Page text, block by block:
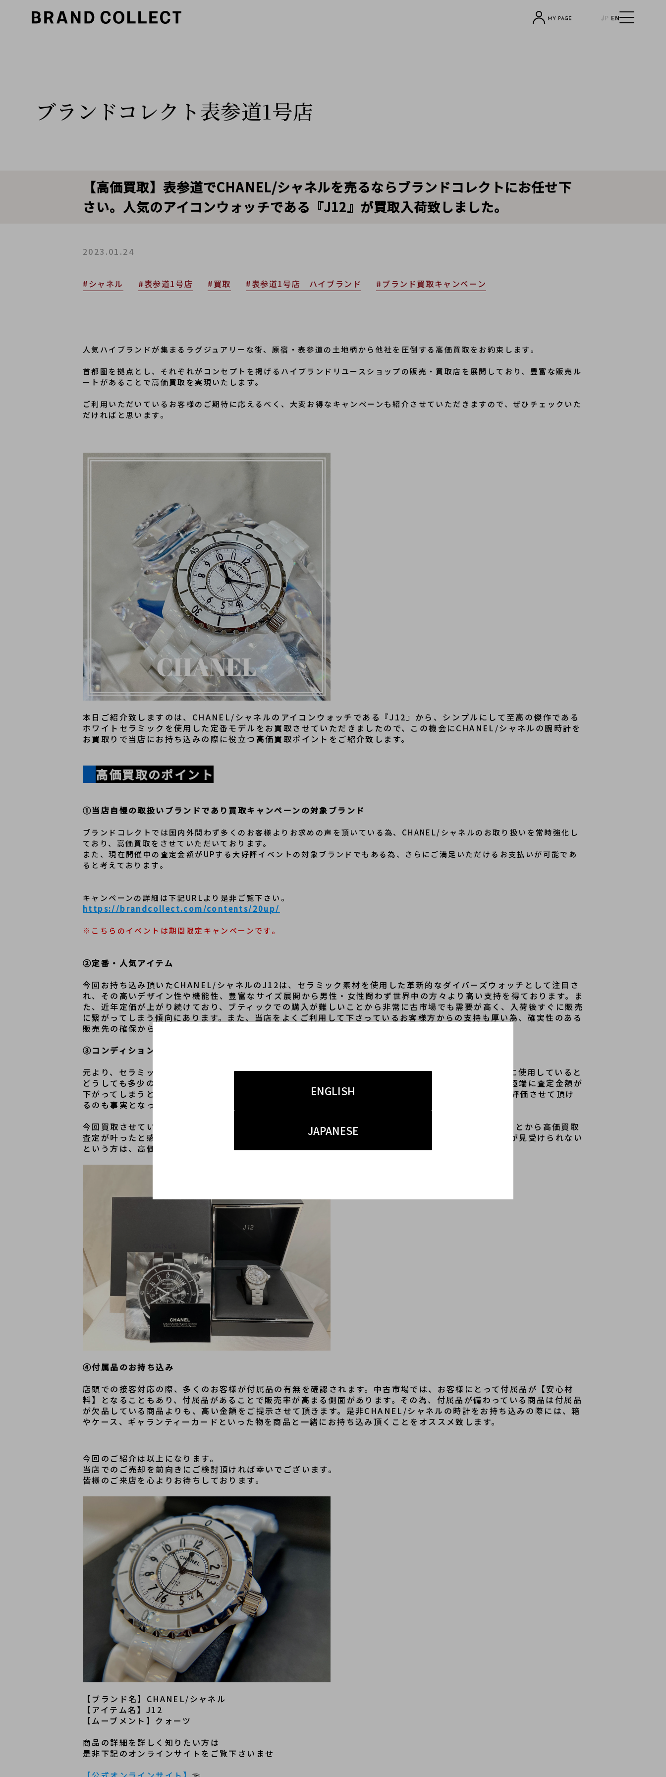
JP EN
ENGLISH
JAPANESE
ブランドコレクト表参道1号店
【高価買取】表参道でCHANEL/シャネルを売るならブランドコレクトにお任せ下
さい。人気のアイコンウォッチである『J12』が買取入荷致しました。
2023.01.24
#シャネル #表参道1号店 #買取 #表参道1号店 ハイブランド #ブランド買取キャンペーン
人気ハイブランドが集まるラグジュアリーな街、原宿・表参道の土地柄から他社を圧倒する高価買取をお約束します。
首都圏を拠点とし、それぞれがコンセプトを掲げるハイブランドリユースショップの販売・買取店を展開しており、豊富な販売ル
ートがあることで高価買取を実現いたします。
ご利用いただいているお客様のご期待に応えるべく、大変お得なキャンペーンも紹介させていただきますので、ぜひチェックいた
だければと思います。
本日ご紹介致しますのは、CHANEL/シャネルのアイコンウォッチである『J12』から、シンプルにして至高の傑作である
ホワイトセラミックを使用した定番モデルをお買取させていただきましたので、この機会にCHANEL/シャネルの腕時計を
お買取りで当店にお持ち込みの際に役立つ高価買取ポイントをご紹介致します。
高価買取のポイント
①当店自慢の取扱いブランドであり買取キャンペーンの対象ブランド
ブランドコレクトでは国内外問わず多くのお客様よりお求めの声を頂いている為、CHANEL/シャネルのお取り扱いを常時強化し
ており、高価買取をさせていただいております。
また、現在開催中の査定金額がUPする大好評イベントの対象ブランドでもある為、さらにご満足いただけるお支払いが可能であ
ると考えております。
キャンペーンの詳細は下記URLより是非ご覧下さい。
https://brandcollect.com/contents/20up/
※こちらのイベントは期間限定キャンペーンです。
②定番・人気アイテム
今回お持ち込み頂いたCHANEL/シャネルのJ12は、セラミック素材を使用した革新的なダイバーズウォッチとして注目さ
れ、その高いデザイン性や機能性、豊富なサイズ展開から男性・女性問わず世界中の方々より高い支持を得ております。ま
た、近年定価が上がり続けており、ブティックでの購入が難しいことから非常に古市場でも需要が高く、入荷後すぐに販売
に繋がってしまう傾向にあります。また、当店をよくご利用して下さっているお客様方からの支持も厚い為、確実性のある
販売先の確保から、お支払いの際も最大限の高価査定をさせて頂きます。
③コンディションでの評価
元より、セラミック素材であるJ12は傷が付きにくく耐久性が高いといった特徴がございますが、日常的に使用していると
どうしても多少の擦れや傷が付いてきてしまう場合がございます。その為、多少の傷や擦れがあるからと極端に査定金額が
下がってしまうということはございませんが、状態良好であるお品物の方がダメージのあるお品物より高評価させて頂け
るのも事実となっております。
今回買取させていただいたCHANEL/シャネルのJ12は、ケース本体や裏蓋に極端なダメージが殆どないことから高価買取
査定が叶ったと感じております。購入後ほとんど使用されていない方、使用していても目立ったダメージが見受けられない
という方は、高価買取に繋がりやすい為、当店でのご売却を前向きにご検討頂ければと思います。
④付属品のお持ち込み
店頭での接客対応の際、多くのお客様が付属品の有無を確認されます。中古市場では、お客様にとって付属品が【安心材
料】となることもあり、付属品があることで販売率が高まる側面があります。その為、付属品が備わっている商品は付属品
が欠品している商品よりも、高い金額をご提示させて頂きます。是非CHANEL/シャネルの時計をお持ち込みの際には、箱
やケース、ギャランティーカードといった物を商品と一緒にお持ち込み頂くことをオススメ致します。
今回のご紹介は以上になります。
当店でのご売却を前向きにご検討頂ければ幸いでございます。
皆様のご来店を心よりお待ちしております。
【ブランド名】CHANEL/シャネル
【アイテム名】J12
【ムーブメント】クォーツ
商品の詳細を詳しく知りたい方は
是非下記のオンラインサイトをご覧下さいませ